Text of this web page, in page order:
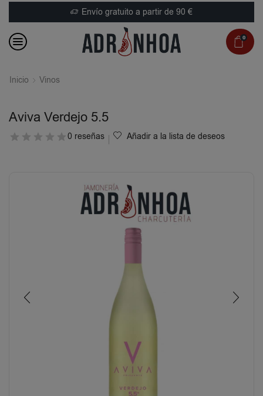
Envío gratuito a partir de 90 €
0
Inicio Vinos
Aviva Verdejo 5.5
0 reseñas Añadir a la lista de deseos